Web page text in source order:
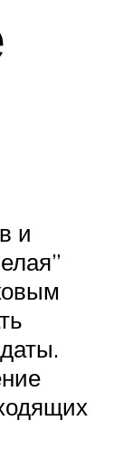
и